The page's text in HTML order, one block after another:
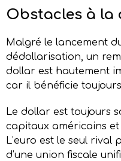
Obstacles à la
Malgré le lancement
dédollarisation, un
dollar est hautement
car il bénéficie
Le dollar est toujours
capitaux américains et
L’euro est le seul rival
d’une union fiscale